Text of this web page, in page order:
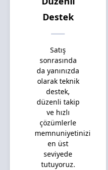
Destek
Satış
sonrasında
da yanınızda
olarak teknik
destek,
düzenli takip
ve hızlı
çözümlerle
memnuniyetinizi
en üst
seviyede
tutuyoruz.